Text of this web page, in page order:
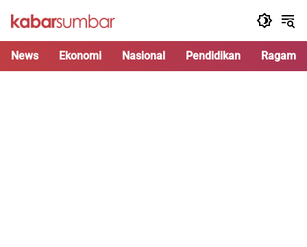
News Ekonomi Nasional Pendidikan Ragam